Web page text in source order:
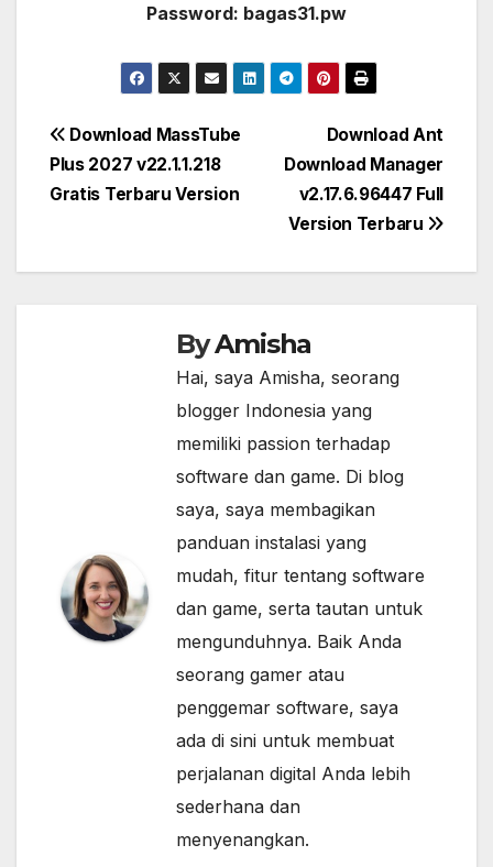
Password: bagas31.pw
Post
navigation
Download Ant
Download Manager
v2.17.6.96447 Full
Version Terbaru
Download MassTube
Plus 2027 v22.1.1.218
Gratis Terbaru Version
ByAmisha
Hai, saya Amisha, seorang
blogger Indonesia yang
memiliki passion terhadap
software dan game. Di blog
saya, saya membagikan
panduan instalasi yang
mudah, fitur tentang software
dan game, serta tautan untuk
mengunduhnya. Baik Anda
seorang gamer atau
penggemar software, saya
ada di sini untuk membuat
perjalanan digital Anda lebih
sederhana dan
menyenangkan.